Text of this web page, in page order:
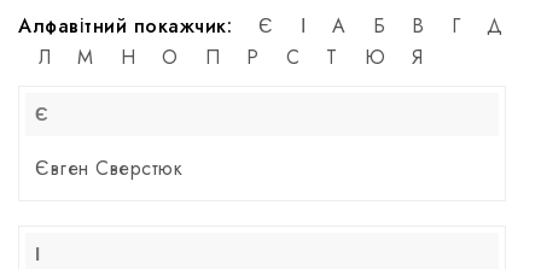
Алфавітний покажчик: Є І А Б В Г
Д
Л
М Н О П Р С Т Ю Я
Є
Євген Сверстюк
І